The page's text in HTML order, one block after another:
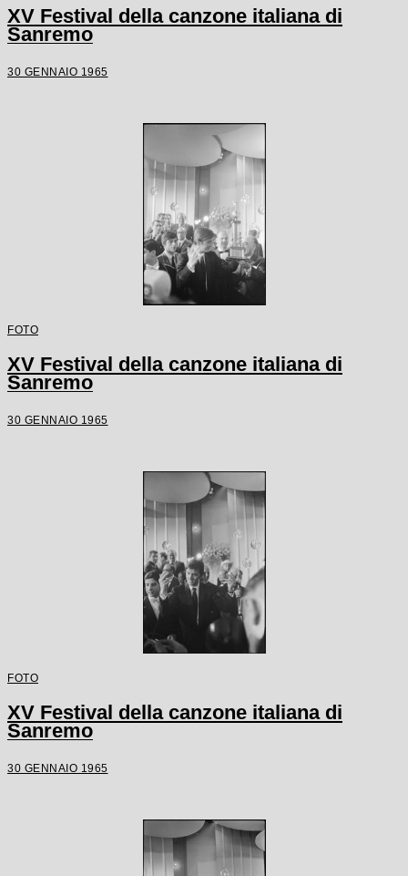
XV Festival della canzone italiana di
Sanremo
30 GENNAIO 1965
FOTO
XV Festival della canzone italiana di
Sanremo
30 GENNAIO 1965
FOTO
XV Festival della canzone italiana di
Sanremo
30 GENNAIO 1965